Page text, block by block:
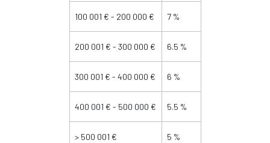
100 001 € - 200 000 € 7 %
200 001 € - 300 000 € 6.5 %
300 001 € - 400 000 € 6 %
400 001 € - 500 000 € 5.5 %
>500 001 € 5 %